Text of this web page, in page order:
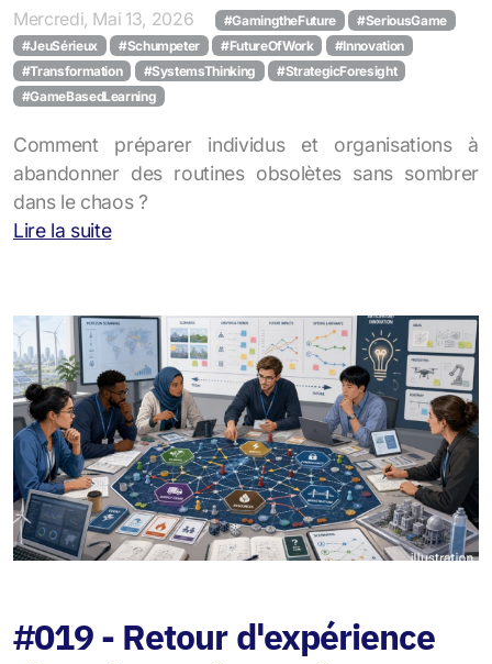
Mercredi, Mai 13, 2026 #GamingtheFuture
#SeriousGame
#JeuSérieux
#Schumpeter #FutureOfWork
#Innovation
#Transformation
#SystemsThinking
#StrategicForesight
#GameBasedLearning
Comment préparer individus et organisations à
abandonner des routines obsolètes sans sombrer
dans le chaos ?
Lire la suite
#019 - Retour d'expérience